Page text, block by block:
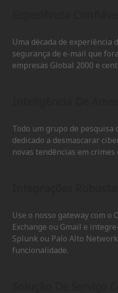
Uma década de experiência
segurança de e-mail que
empresas Global 2000 e
Todo um grupo de
dedicado a desmascarar
novas tendências em
Use o nosso gateway com o
Exchange ou Gmail e
Splunk ou Palo Alto
funcionalidade.